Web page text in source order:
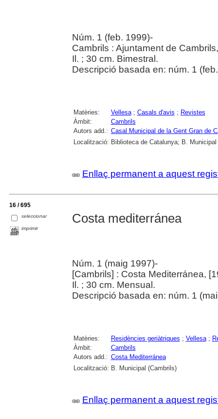
Núm. 1 (feb. 1999)-
Cambrils : Ajuntament de
Il. ; 30 cm. Bimestral.
Descripció basada en: núm. 1
Matèries: Vellesa; Casals d'avis ; Revistes
Àmbit:
Cambrils
Autors add.: Casal Municipal de la Gent Gran de
Localització: Biblioteca de Catalunya; B. Municipal
Enllaç permanent a aquest
16 / 695
seleccionar
imprimir
Costa mediterránea
Núm. 1 (maig 1997)-
[Cambrils] : Costa Mediterránea,
Il. ; 30 cm. Mensual.
Descripció basada en: núm. 1
Matèries: Residències geriàtriques ; Vellesa;
Àmbit:
Cambrils
Autors add.: Costa Mediterránea
Localització: B. Municipal (Cambrils)
Enllaç permanent a aquest